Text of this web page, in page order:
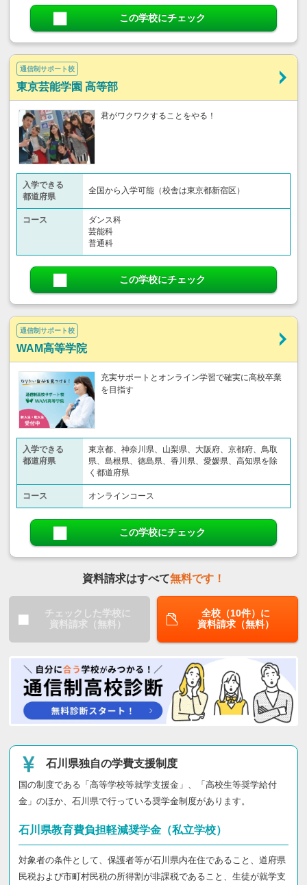
この学校にチェック
通信制サポート校
東京芸能学園 高等部
君がワクワクすることをやる！
入学できる
都道府県
全国から入学可能（校舎は東京都新宿区）
コース
ダンス科
芸能科
普通科
この学校にチェック
通信制サポート校
WAM高等学院
充実サポートとオンライン学習で確実に高校卒業
を目指す
入学できる
都道府県
東京都、神奈川県、山梨県、大阪府、京都府、鳥取
県、島根県、徳島県、香川県、愛媛県、高知県を除
く都道府県
コース オンラインコース
この学校にチェック
資料請求はすべて無料です！
チェックした学校に
資料請求（無料）
全校（10件）に
資料請求（無料）
石川県独自の学費支援制度
国の制度である「高等学校等就学支援金」、「高校生等奨学給付
金」のほか、石川県で行っている奨学金制度があります。
石川県教育費負担軽減奨学金（私立学校）
対象者の条件として、保護者等が石川県内在住であること、道府県
民税および市町村民税の所得割が非課税であること、生徒が就学支